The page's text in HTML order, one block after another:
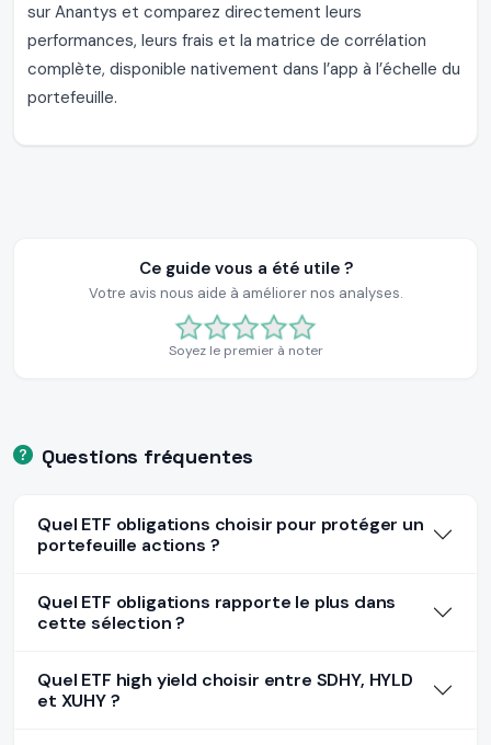
sur Anantys et comparez directement leurs
performances, leurs frais et la matrice de corrélation
complète, disponible nativement dans l’app à l’échelle du
portefeuille.
Ce guide vous a été utile ?
Votre avis nous aide à améliorer nos analyses.
Soyez le premier à noter
Questions fréquentes
Quel ETF obligations choisir pour protéger un
portefeuille actions ?
Quel ETF obligations rapporte le plus dans
cette sélection ?
Quel ETF high yield choisir entre SDHY, HYLD
et XUHY ?